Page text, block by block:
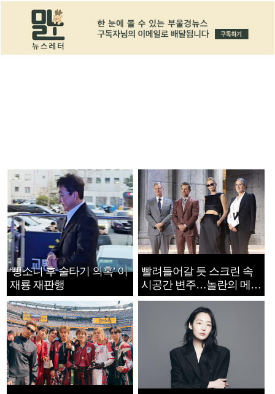
‘뺑소니 후 술타기 의혹’ 이
재룡 재판행
빨려들어갈 듯 스크린 속
시공간 변주…놀란의 메시
지는 ‘전쟁 속죄’